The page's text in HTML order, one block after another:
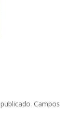
Campos